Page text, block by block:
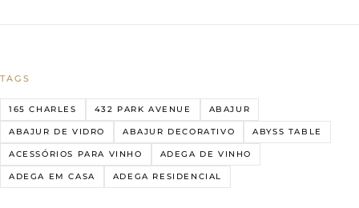
TAGS
165 CHARLES 432 PARK AVENUE ABAJUR
ABAJUR DE VIDRO ABAJUR DECORATIVO ABYSS TABLE
ACESSÓRIOS PARA VINHO ADEGA DE VINHO
ADEGA EM CASA ADEGA RESIDENCIAL